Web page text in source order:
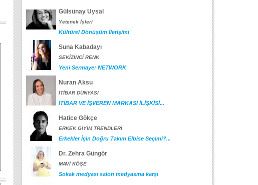
Gülsünay Uysal
Yetenek İşleri
Kültürel Dönüşüm İletişimi
Suna Kabadayı
SEKİZİNCİ RENK
Yeni Sermaye: NETWORK
Nuran Aksu
İTİBAR DÜNYASI
İTİBAR VE İŞVEREN MARKASI İLİŞKİSİ...
Hatice Gökçe
ERKEK GİYİM TRENDLERİ
Erkekler İçin Doğru Takım Elbise Seçimi?...
Dr. Zehra Güngör
MAVİ KÖŞE
Sokak medyası salon medyasına karşı